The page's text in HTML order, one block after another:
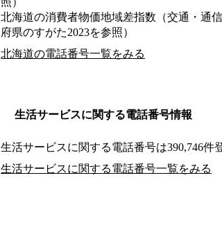
北海道の消費者物価地域差指数（交通・通
府県のすがた2023を参照）
北海道の電話番号一覧をみる
生活サービスに関する電話番号情報
生活サービスに関する電話番号は390,746件
生活サービスに関する電話番号一覧をみる